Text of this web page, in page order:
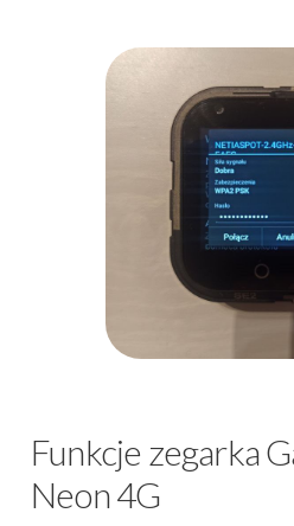
Funkcje zegarka
Neon 4G